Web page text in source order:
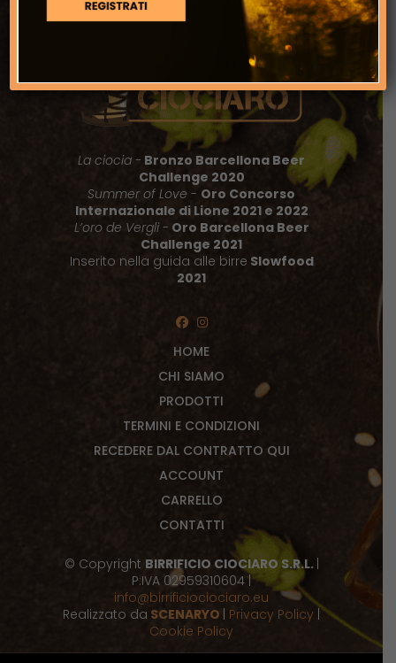
La ciocia - Bronzo Barcellona Beer
Challenge 2020
Summer of Love - Oro Concorso
Internazionale di Lione 2021 e 2022
L’oro de Vergli - Oro Barcellona Beer
Challenge 2021
Inserito nella guida alle birre Slowfood
2021
HOME
CHI SIAMO
PRODOTTI
TERMINI E CONDIZIONI
RECEDERE DAL CONTRATTO QUI
ACCOUNT
CARRELLO
CONTATTI
© Copyright BIRRIFICIO CIOCIARO S.R.L.
P:IVA 02959310604 |
info@birrificiociociaro.eu
Realizzato da SCENARYO Privacy Policy
Cookie Policy